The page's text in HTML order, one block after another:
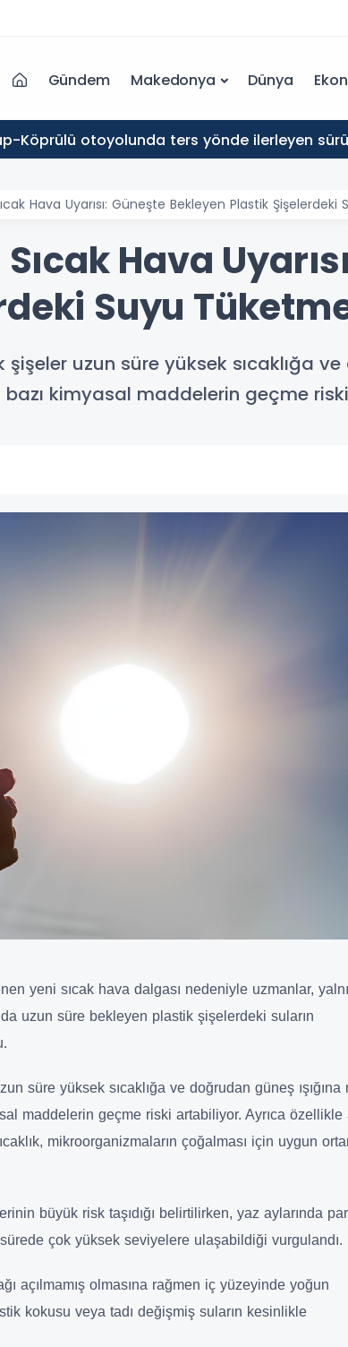
Gündem Makedonya Dünya
Köprülü otoyolunda ters yönde ilerleyen
Hava Uyarısı: Güneşte Bekleyen Plastik
Hava
Suyu
uzun süre yüksek sıcaklığa
bazı kimyasal maddelerin geçme
yeni sıcak hava dalgası nedeniyle uzmanlar,
uzun süre bekleyen plastik şişelerdeki suların
süre yüksek sıcaklığa ve doğrudan güneş ışığına
maddelerin geçme riski artabiliyor. Ayrıca özellikle
mikroorganizmaların çoğalması için uygun
büyük risk taşıdığı belirtilirken, yaz aylarında
sürede çok yüksek seviyelere ulaşabildiği vurgulandı.
açılmamış olmasına rağmen iç yüzeyinde yoğun
kokusu veya tadı değişmiş suların kesinlikle